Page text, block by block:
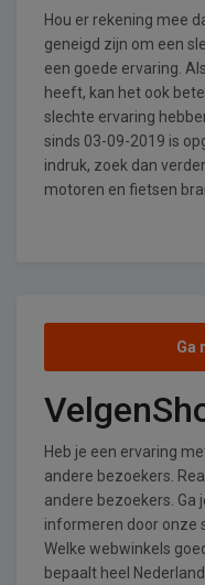
Hou er rekening mee
geneigd zijn om een
een goede ervaring.
heeft, kan het ook
slechte ervaring
sinds 03-09-2019 is
indruk, zoek dan
motoren en fietsen
Ga
Heb je een ervaring
andere bezoekers.
andere bezoekers. Ga
informeren door onze
Welke webwinkels
bepaalt heel